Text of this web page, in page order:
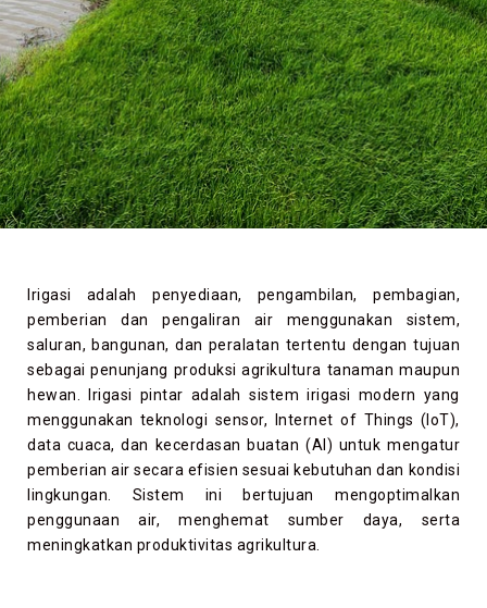
Irigasi adalah penyediaan, pengambilan, pembagian,
pemberian dan pengaliran air menggunakan sistem,
saluran, bangunan, dan peralatan tertentu dengan tujuan
sebagai penunjang produksi agrikultura tanaman maupun
hewan. Irigasi pintar adalah sistem irigasi modern yang
menggunakan teknologi sensor, Internet of Things (IoT),
data cuaca, dan kecerdasan buatan (AI) untuk mengatur
pemberian air secara efisien sesuai kebutuhan dan kondisi
lingkungan. Sistem ini bertujuan mengoptimalkan
penggunaan air, menghemat sumber daya, serta
meningkatkan produktivitas agrikultura.